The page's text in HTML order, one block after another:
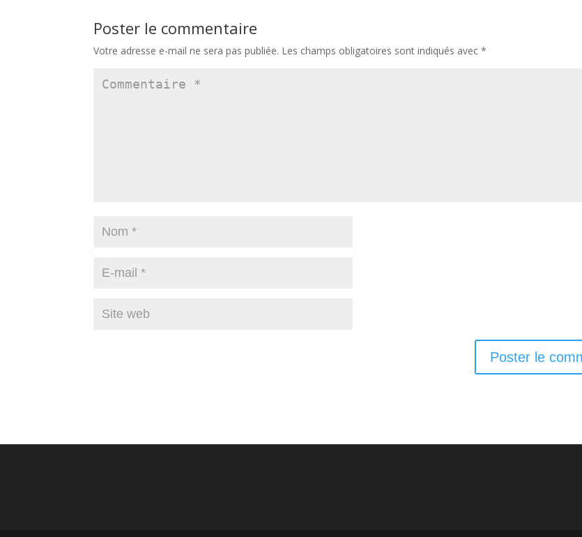
Poster le commentaire
Votre adresse e-mail ne sera pas publiée. Les champs obligatoires sont indiqués avec*